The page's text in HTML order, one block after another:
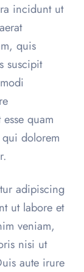
incidunt ut
quis
suscipit
quam
dolorem
adipiscing
ut labore et
veniam,
nisi ut
aute irure